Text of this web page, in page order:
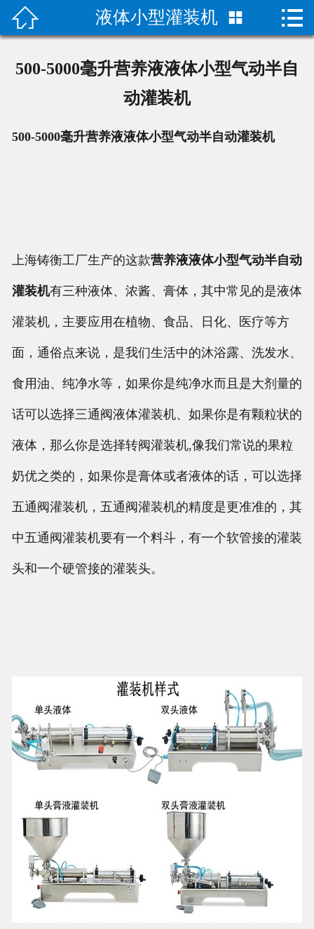
 首页
产品中心
 液体小型灌装机  
500-5000毫升营养液液体小型气动半自
动灌装机
500-5000毫升营养液液体小型气动半自动灌装机
上海铸衡工厂生产的这款营养液液体小型气动半自动
灌装机有三种液体、浓酱、膏体，其中常见的是液体
灌装机，主要应用在植物、食品、日化、医疗等方
面，通俗点来说，是我们生活中的沐浴露、洗发水、
食用油、纯净水等，如果你是纯净水而且是大剂量的
话可以选择三通阀液体灌装机、如果你是有颗粒状的
液体，那么你是选择转阀灌装机,像我们常说的果粒
奶优之类的，如果你是膏体或者液体的话，可以选择
五通阀灌装机，五通阀灌装机的精度是更准准的，其
中五通阀灌装机要有一个料斗，有一个软管接的灌装
头和一个硬管接的灌装头。